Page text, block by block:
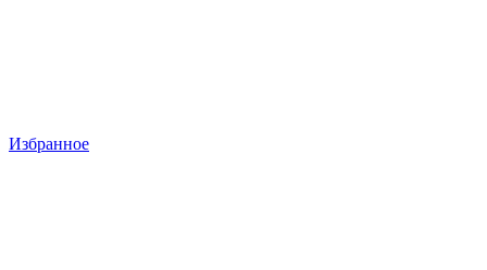
Избранное